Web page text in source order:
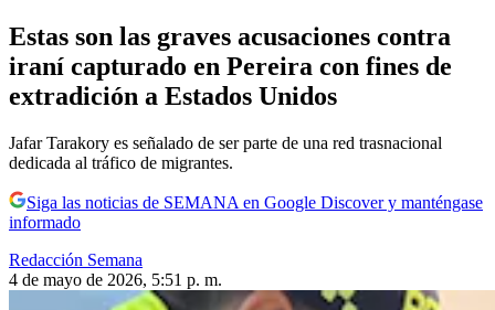
Estas son las graves acusaciones contra
iraní capturado en Pereira con fines de
extradición a Estados Unidos
Jafar Tarakory es señalado de ser parte de una red trasnacional
dedicada al tráfico de migrantes.
Siga las noticias de SEMANA en Google Discover y manténgase
informado
Redacción Semana
4 de mayo de 2026, 5:51 p. m.